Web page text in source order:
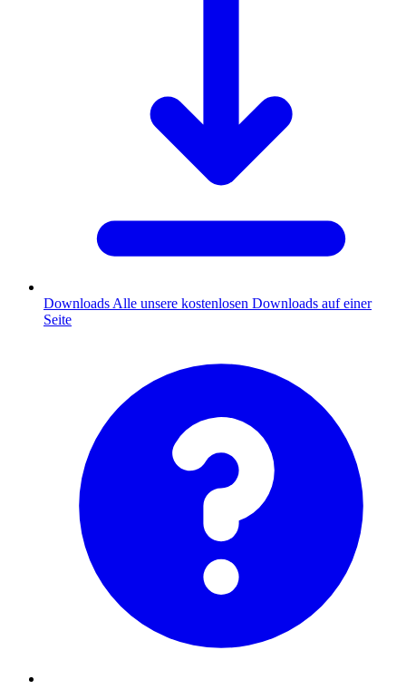
Downloads Alle unsere kostenlosen Downloads auf einer
Seite